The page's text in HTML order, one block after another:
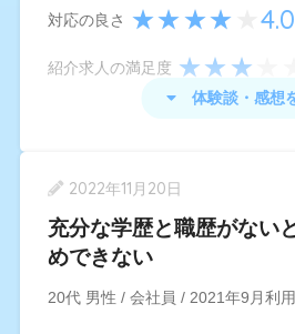
対応の良さ 4.0
紹介求人の満足度
基本は自分のなりたい職業の
で、自分で探すのですが、公
のキャリアアドバイザーによ
り、自分では見つけられなか
体験談・感想
2022年11月20日
充分な学歴と職歴がない
めできない
20代 男性 / 会社員 / 2021年9月利用